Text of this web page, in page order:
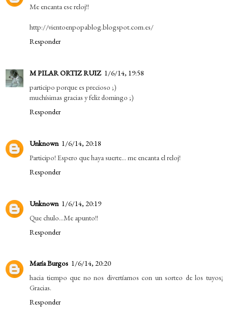
Me encanta ese reloj!!
http://vientoenpopablog.blogspot.com.es/
Responder
M PILAR ORTIZ RUIZ 1/6/14, 19:58
participo porque es precioso ;)
muchísimas gracias y feliz domingo ;)
Responder
Unknown 1/6/14, 20:18
Participo! Espero que haya suerte... me encanta el reloj!
Responder
Unknown 1/6/14, 20:19
Que chulo...Me apunto!!
Responder
María Burgos 1/6/14, 20:20
hacia tiempo que no nos divertíamos con un sorteo de los tuyos¡
Gracias.
Responder